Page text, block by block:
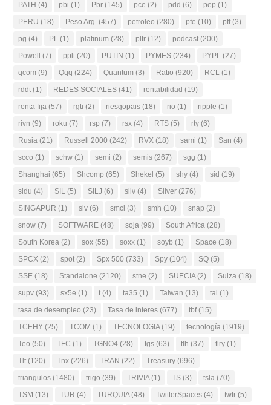
PATH (4) pbi (1) Pbr (145) pce (2) pdd (6) pep (1)
PERU (18) Peso Arg. (457) petroleo (280) pfe (10) pff(3)
pg (4) PL (1) platinum (28) pltr (12) podcast (200)
Powell (7) pplt (20) PUTIN (1) PYMES (234) PYPL (27)
qcom (9) Qqq (224) Quantum (3) Ratio (920) RCL (1)
rddt (1) REDES SOCIALES (41) rentabilidad (19)
renta fija (57) rgti (2) riesgopais (18) rio (1) ripple (1)
rivn (9) roku (7) rsp (7) rsx (4) RTS (5) rty (6)
Rusia (21) Russell 2000 (242) RVX (18) sami (1) San (4)
scco (1) schw (1) semi (2) semis (267) sgg (1)
Shanghai (65) Shcomp (65) Shekel (5) shy (4) sid (19)
sidu (4) SIL (5) SILJ (6) silv (4) Silver (276)
SINGAPUR (1) slv (6) smci (3) smh (10) snap (2)
snow (7) SOFTWARE (48) soja (99) South Africa (28)
South Korea (2) sox (55) soxx (1) soyb (1) Space (18)
SPCX (2) spot (2) Spx 500 (733) Spy (104) SQ (5)
SSE (18) Standalone (2120) stne (2) SUECIA(2) Suiza (18)
supv (93) sx5e (1) t (4) ta35 (1) Taiwan (13) tal (1)
tasa de desempleo (23) Tasa de interes (677) tbf(15)
TCEHY (25) TCOM (1) TECNOLOGIA(19) tecnología (1919)
Teo (50) TFC (1) TGNO4 (28) tgs (63) tlh (37) tlry (1)
Tlt (120) Tnx (226) TRAN (22) Treasury (696)
triangulos (1480) trigo (39) TRIVIA(1) TS (3) tsla (70)
TSM (13) TUR (4) TURQUIA(48) TwitterSpaces (4) twtr (5)